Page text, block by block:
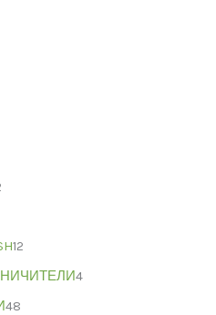
12
4
48